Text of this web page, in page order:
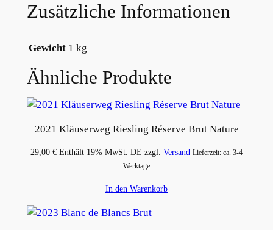
Zusätzliche Informationen
Gewicht 1 kg
Ähnliche Produkte
2021 Kläuserweg Riesling Réserve Brut Nature
29,00 € Enthält 19% MwSt. DE zzgl. Versand Lieferzeit: ca. 3-4
Werktage
In den Warenkorb